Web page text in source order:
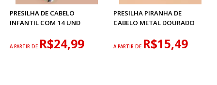
PRESILHA DE CABELO
INFANTIL COM 14 UND
A PARTIR DE R$24,99
PRESILHA PIRANHA DE
CABELO METAL DOURADO
A PARTIR DE R$15,49